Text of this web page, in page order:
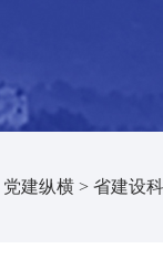
党建纵横 > 省建设